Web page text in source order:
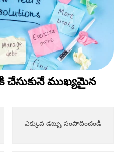
చేసుకునే ముఖ్యమైన
ఎక్కువ డబ్బు సంపాదించండి